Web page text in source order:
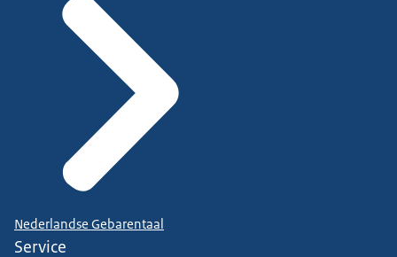
Nederlandse Gebarentaal
Service